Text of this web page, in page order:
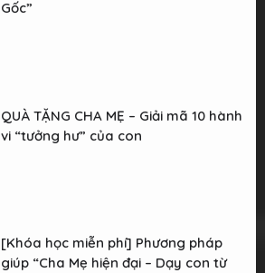
Gốc”
QUÀ TẶNG CHA MẸ – Giải mã 10 hành
vi “tưởng hư” của con
[Khóa học miễn phí] Phương pháp
giúp “Cha Mẹ hiện đại – Dạy con từ